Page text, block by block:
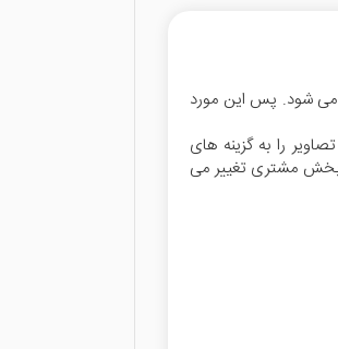
می شود. پس این مورد
را به گزینه های
در بخش مشتری تغییر می